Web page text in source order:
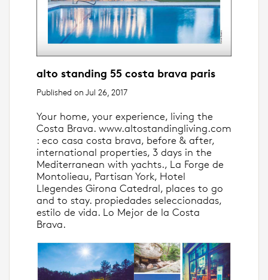
alto standing 55 costa brava paris
Published on Jul 26, 2017
Your home, your experience, living the
Costa Brava. www.altostandingliving.com
: eco casa costa brava, before & after,
international properties, 3 days in the
Mediterranean with yachts., La Forge de
Montolieau, Partisan York, Hotel
Llegendes Girona Catedral, places to go
and to stay. propiedades seleccionadas,
estilo de vida. Lo Mejor de la Costa
Brava.